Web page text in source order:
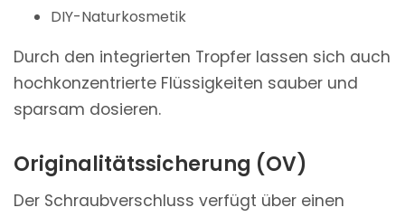
DIY-Naturkosmetik
Durch den integrierten Tropfer lassen sich auch
hochkonzentrierte Flüssigkeiten sauber und
sparsam dosieren.
Originalitätssicherung (OV)
Der Schraubverschluss verfügt über einen